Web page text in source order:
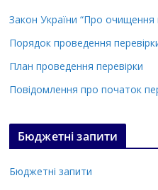
Закон України “Про очищення
Порядок проведення
План проведення перевірки
Повідомлення про початок
Бюджетні запити
Бюджетні запити